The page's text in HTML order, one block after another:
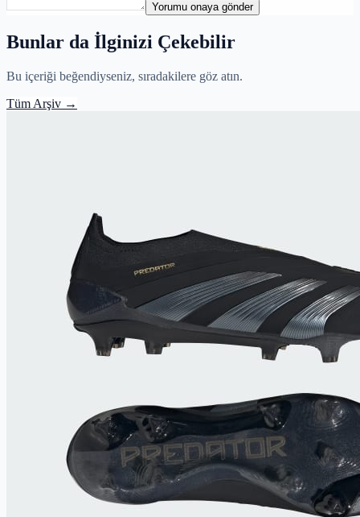
Yorumu onaya gönder
Bunlar da İlginizi Çekebilir
Bu içeriği beğendiyseniz, sıradakilere göz atın.
Tüm Arşiv →